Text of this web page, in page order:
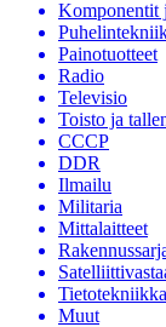
Komponentit
Painotuotteet
Radio
Televisio
Toisto ja
CCCP
DDR
Ilmailu
Militaria
Mittalaitteet
Tietotekniikka
Muut